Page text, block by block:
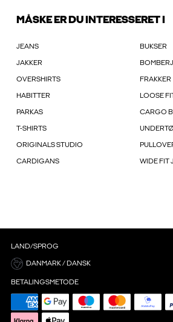
MÅSKE ER DU INTERESSERET I
JEANS BUKSER
JAKKER
OVERSHIRTS FRAKKER
HABITTER LOOSE
PARKAS CARGO
T-SHIRTS
ORIGINALS STUDIO
CARDIGANS WIDE FIT
LAND/SPROG
DANMARK / DANSK
BETALINGSMETODE